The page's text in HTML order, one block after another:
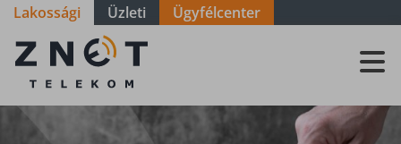
Lakossági Üzleti Ügyfélcenter
ZNET
Telekom, a
távközlési
szolgáltató